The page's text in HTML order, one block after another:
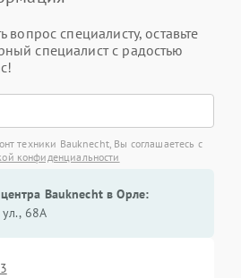
вопрос специалисту, оставьте
специалист с радостью
техники Bauknecht, Вы соглашаетесь с
конфиденциальности
Bauknecht в Орле:
ул., 68А